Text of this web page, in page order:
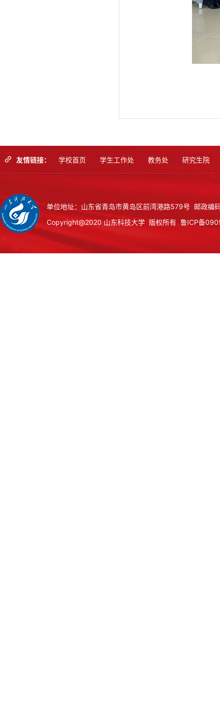
友情链接： 学校首页 学生工作处 教务处 研究生院
单位地址：山东省青岛市黄岛区前湾港路579号 邮政
Copyright@2020 山东科技大学 版权所有 鲁ICP备